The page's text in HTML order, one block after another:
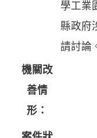
學工業
縣政府
請討論
機關改
善情
形：